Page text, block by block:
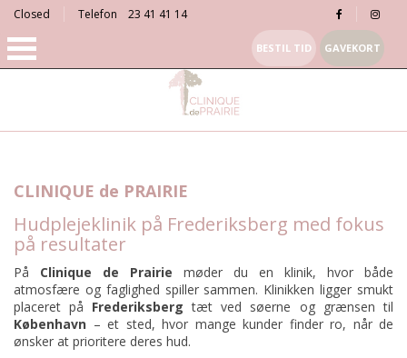
Closed Telefon 23 41 41 14
BESTIL TID GAVEKORT
CLINIQUE de PRAIRIE
Hudplejeklinik på Frederiksberg med fokus
på resultater
På Clinique de Prairie møder du en klinik, hvor både
atmosfære og faglighed spiller sammen. Klinikken ligger smukt
placeret på Frederiksberg tæt ved søerne og grænsen til
København – et sted, hvor mange kunder finder ro, når de
ønsker at prioritere deres hud.